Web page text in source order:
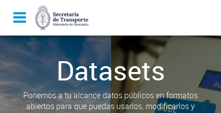
Datasets
Ponemos a tu alcance datos públicos en formatos
abiertos para que puedas usarlos, modificarlos y